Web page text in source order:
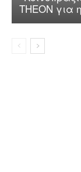
THEON για